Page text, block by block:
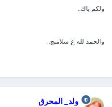
ولكم باك..
والحمد لله ع سلامتج..
ولد_ المحرق